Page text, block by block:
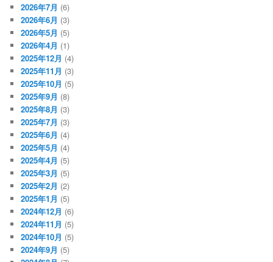
2026年7月 (6)
2026年6月 (3)
2026年5月 (5)
2026年4月 (1)
2025年12月 (4)
2025年11月 (3)
2025年10月 (5)
2025年9月 (8)
2025年8月 (3)
2025年7月 (3)
2025年6月 (4)
2025年5月 (4)
2025年4月 (5)
2025年3月 (5)
2025年2月 (2)
2025年1月 (5)
2024年12月 (6)
2024年11月 (5)
2024年10月 (5)
2024年9月 (5)